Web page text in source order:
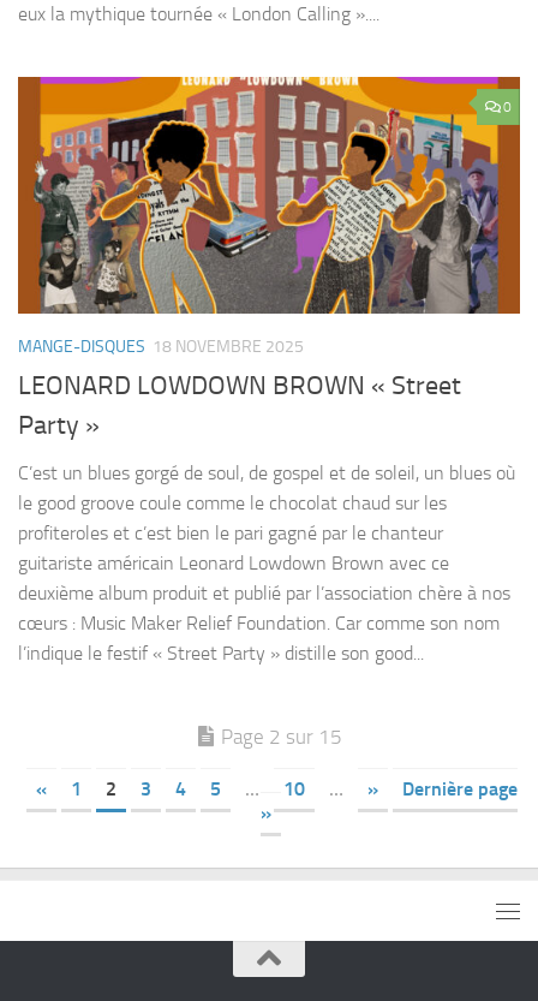
eux la mythique tournée « London Calling »....
0
MANGE-DISQUES 18 NOVEMBRE 2025
LEONARD LOWDOWN BROWN « Street
Party »
C’est un blues gorgé de soul, de gospel et de soleil, un blues où
le good groove coule comme le chocolat chaud sur les
profiteroles et c’est bien le pari gagné par le chanteur
guitariste américain Leonard Lowdown Brown avec ce
deuxième album produit et publié par l’association chère à nos
cœurs : Music Maker Relief Foundation. Car comme son nom
l’indique le festif « Street Party » distille son good...
Page 2 sur 15
« 1 2 3 4 5 … 10 … »
Dernière page
»